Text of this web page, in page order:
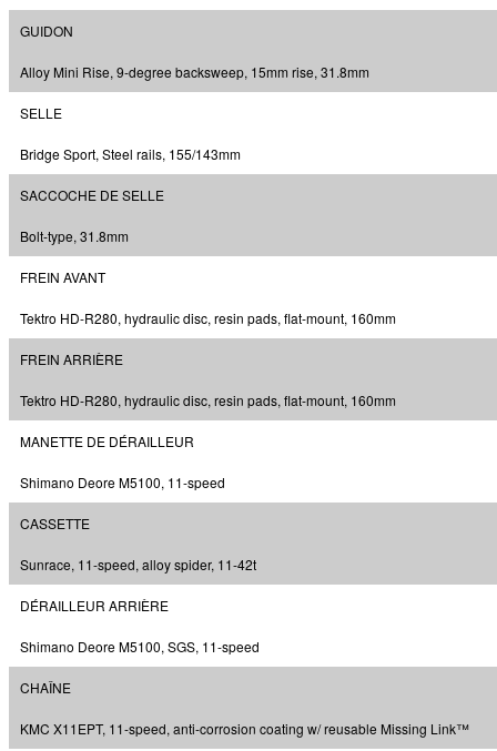
GUIDON
Alloy Mini Rise, 9-degree backsweep, 15mm rise, 31.8mm
SELLE
Bridge Sport, Steel rails, 155/143mm
SACCOCHE DE SELLE
Bolt-type, 31.8mm
FREIN AVANT
Tektro HD-R280, hydraulic disc, resin pads, flat-mount, 160mm
FREIN ARRIÈRE
Tektro HD-R280, hydraulic disc, resin pads, flat-mount, 160mm
MANETTE DE DÉRAILLEUR
Shimano Deore M5100, 11-speed
CASSETTE
Sunrace, 11-speed, alloy spider, 11-42t
DÉRAILLEUR ARRIÈRE
Shimano Deore M5100, SGS, 11-speed
CHAÎNE
KMC X11EPT, 11-speed, anti-corrosion coating w/ reusable Missing Link™